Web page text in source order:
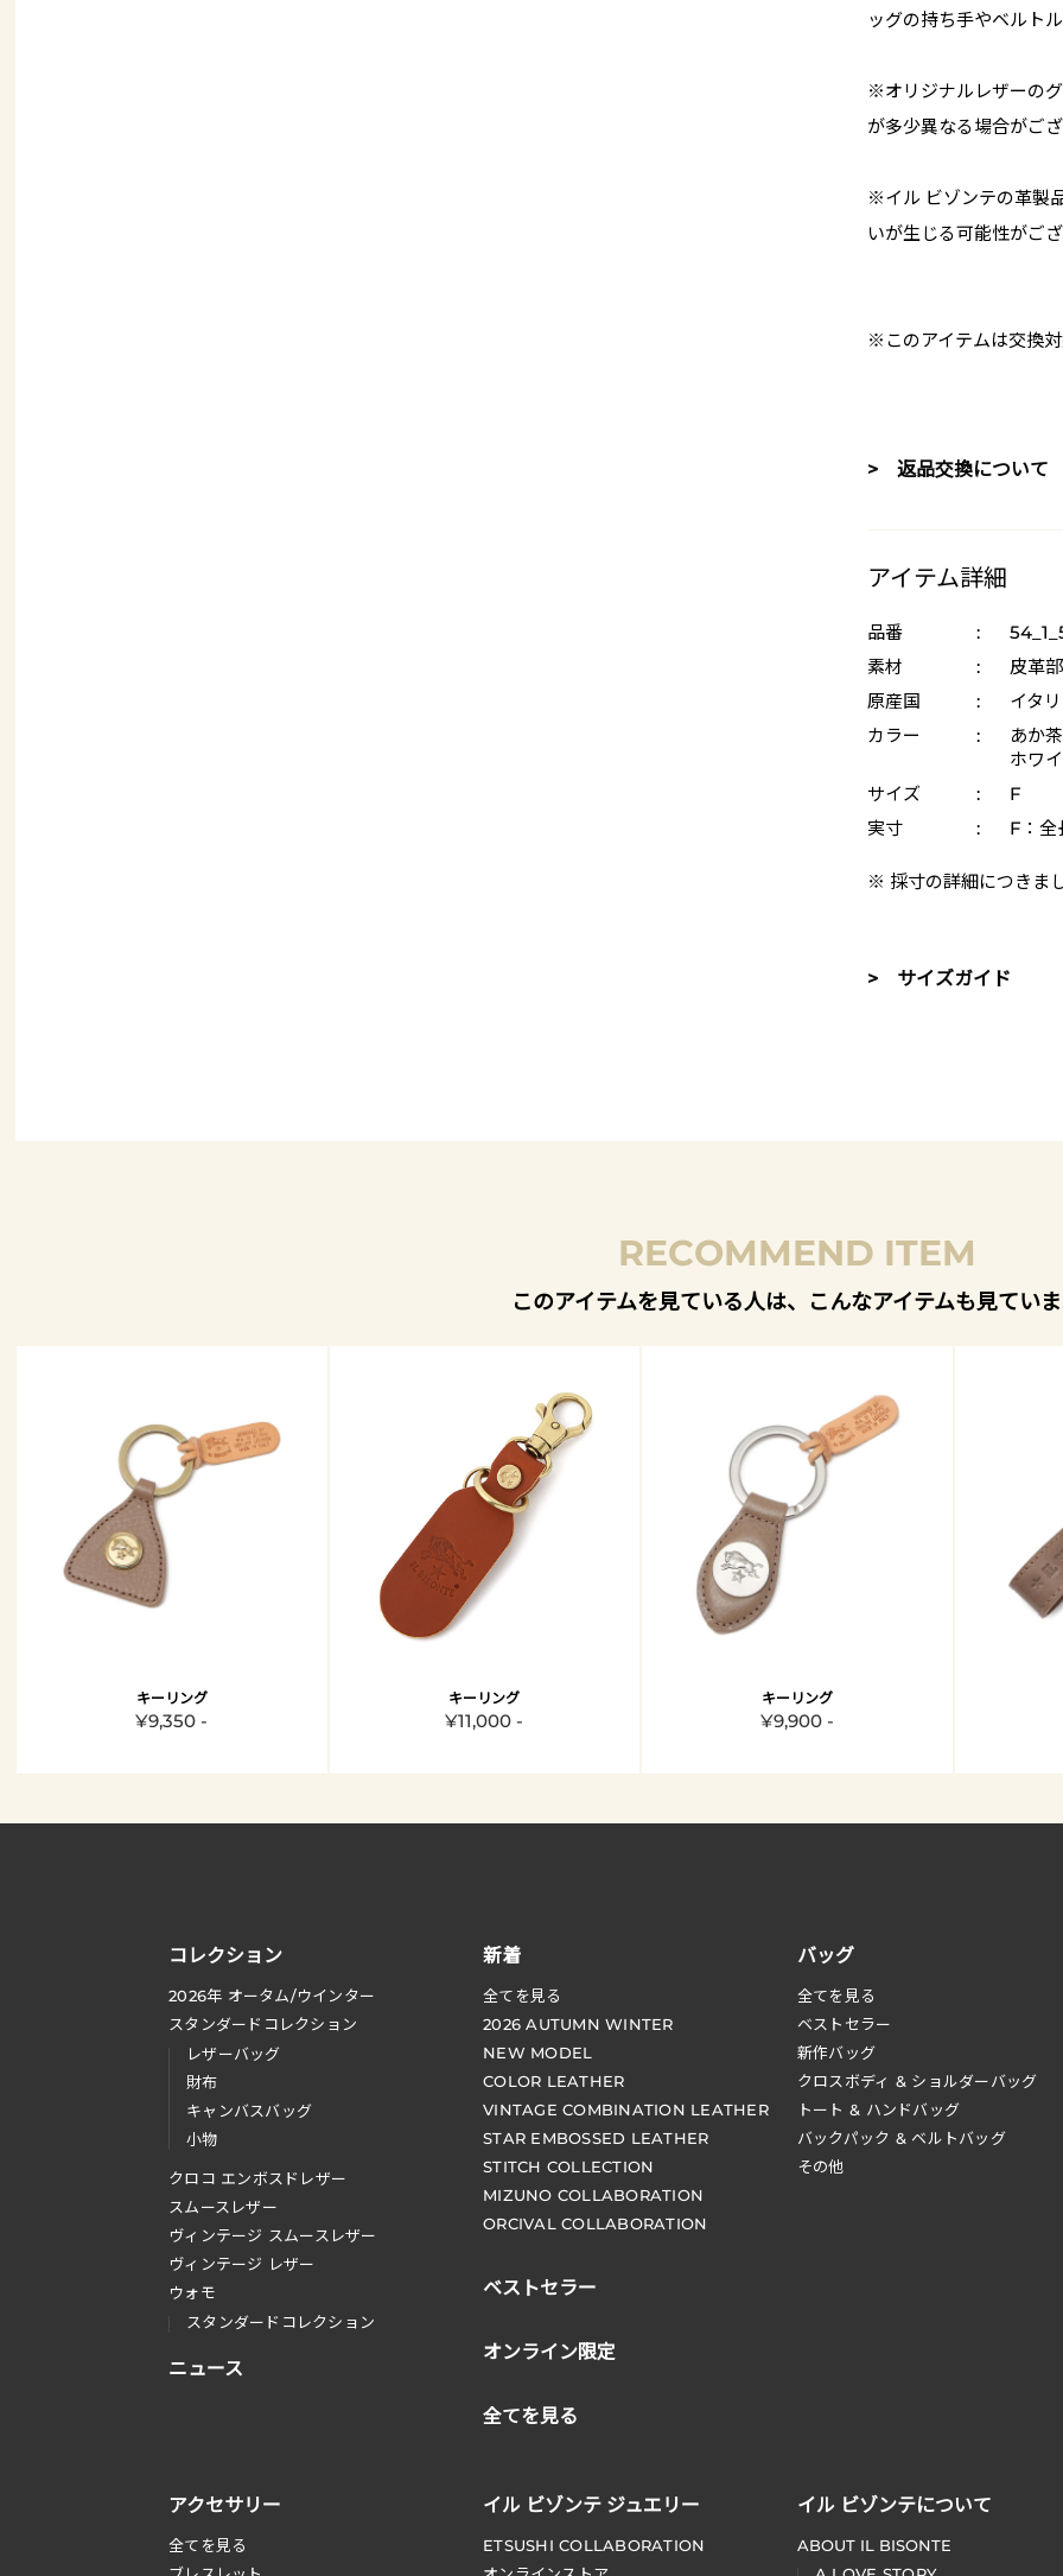
ッグの持ち手やベルト
※オリジナルレザーの
が多少異なる場合がご
※イル ビゾンテの革製
いが生じる可能性がご
※このアイテムは交換
> 返品交換について
アイテム詳細
品番 :
素材
:
皮革
原産国
:
イタ
カラー
:
あか
ホワ
サイズ
:
F
実寸
: F：全
※ 採寸の詳細につきま
> サイズガイド
RECOMMEND ITEM
このアイテムを見ている人は、こんなアイテムも見てい
キーリング
¥9,350 -
キーリング
¥11,000 -
キーリング
¥9,900 -
コレクション
2026年 オータム/ウインター
スタンダードコレクション
レザーバッグ
財布
キャンバスバッグ
小物
クロコ エンボスドレザー
スムースレザー
ヴィンテージ スムースレザー
ヴィンテージ レザー
ウォモ
スタンダードコレクション
ニュース
新着
全てを見る
2026 AUTUMN WINTER
NEW MODEL
COLOR LEATHER
VINTAGE COMBINATION LEATHER
STAR EMBOSSED LEATHER
STITCH COLLECTION
MIZUNO COLLABORATION
ORCIVAL COLLABORATION
ベストセラー
オンライン限定
全てを見る
バッグ
全てを見る
ベストセラー
新作バッグ
クロスボディ & ショルダーバッグ
トート & ハンドバッグ
バックパック & ベルトバッグ
その他
アクセサリー
全てを見る
イル ビゾンテ ジュエリー
ETSUSHI COLLABORATION
イル ビゾンテについて
ABOUT IL BISONTE